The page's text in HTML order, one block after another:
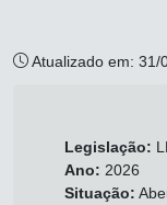
Atualizado em: 31/
Legislação:
Ano: 2026
Situação: